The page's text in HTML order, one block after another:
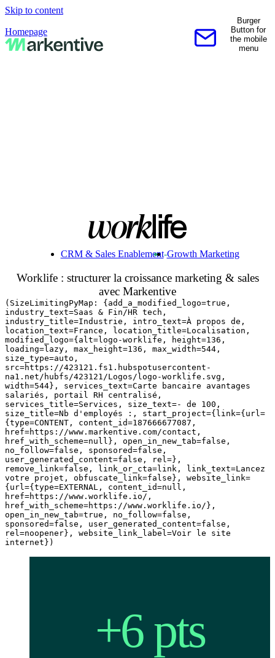
Skip to content
Homepage
Contactez-nous
Burger
Button for
the mobile
menu
CRM & Sales Enablement-Growth Marketing
Worklife : structurer la croissance marketing & sales
avec Markentive
(SizeLimitingPyMap: {add_a_modified_logo=true,
industry_text=Saas & Fin/HR tech,
industry_title=Industrie, intro_text=À propos de,
location_text=France, location_title=Localisation,
modified_logo={alt=logo-worklife, height=136,
loading=lazy, max_height=136, max_width=544,
size_type=auto,
src=https://423121.fs1.hubspotusercontent-
na1.net/hubfs/423121/Logos/logo-worklife.svg,
width=544}, services_text=Carte bancaire avantages
salariés, portail RH centralisé,
services_title=Services, size_text=- de 100,
size_title=Nb d'employés :, start_project={link={url=
{type=CONTENT, content_id=187666677087,
href=https://www.markentive.com/contact,
href_with_scheme=null}, open_in_new_tab=false,
no_follow=false, sponsored=false,
user_generated_content=false, rel=},
remove_link=false, link_or_cta=link, link_text=Lancez
votre projet, obfuscate_link=false}, website_link=
{url={type=EXTERNAL, content_id=null,
href=https://www.worklife.io/,
href_with_scheme=https://www.worklife.io/},
open_in_new_tab=true, no_follow=false,
sponsored=false, user_generated_content=false,
rel=noopener}, website_link_label=Voir le site
internet})
+6 pts